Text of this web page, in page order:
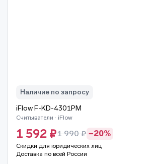
Наличие по запросу
iFlow F-KD-4301PM
Считыватели · iFlow
1 592 ₽1 990 ₽ −20%
Скидки для юридических лиц
Доставка по всей России